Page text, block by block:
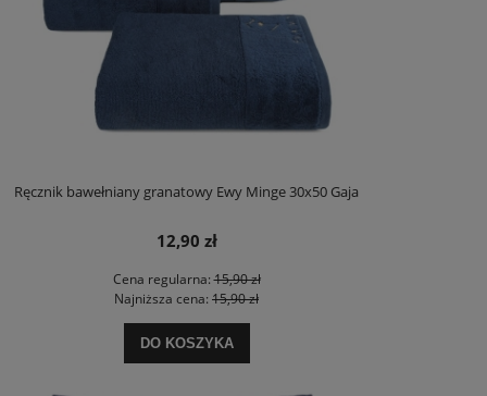
Ręcznik bawełniany granatowy Ewy Minge 30x50 Gaja
12,90 zł
Cena regularna:15,90 zł
Najniższa cena: 15,90 zł
DO KOSZYKA